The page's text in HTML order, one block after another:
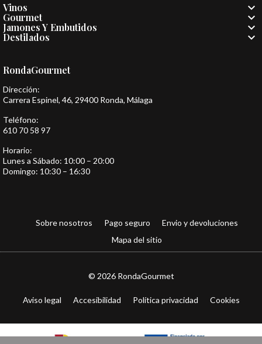
Vinos 
Gourmet 
Jamones Y Embutidos 
Destilados 
RondaGourmet
Dirección:
Carrera Espinel, 46, 29400 Ronda, Málaga
Teléfono:
610 70 58 97
Horario:
Lunes a Sábado: 10:00 – 20:00
Domingo: 10:30 – 16:30
Sobre nosotros Pago seguro
Envio y devoluciones
Mapa del sitio
© 2026 RondaGourmet
Aviso legal Accesibilidad Política privacidad Cookies